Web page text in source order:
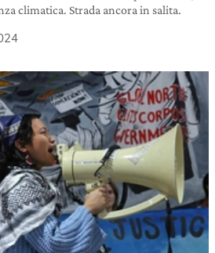
climatica. Strada ancora in salita.